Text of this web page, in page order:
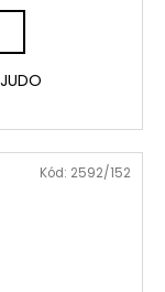
Kód: 2592/152